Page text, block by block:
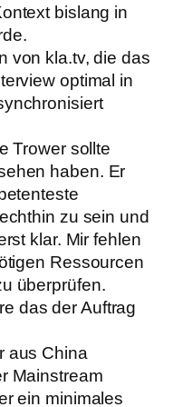
bislang in
von kla.tv, die das
optimal in
Trower sollte
haben. Er
zu sein und
klar. Mir fehlen
Ressourcen
überprüfen.
das der Auftrag
aus China
Mainstream
ein minimales